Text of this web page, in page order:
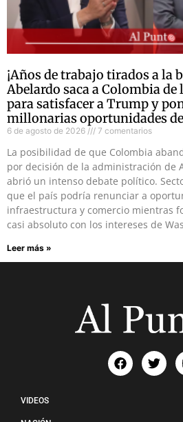
¡Años de trabajo tirados a la
Abelardo saca a Colombia de
para satisfacer a Trump y
millonarias oportunidades
6 de agosto de 2026 7 comentarios
La posibilidad de que Colombia
por decisión de la administración de
abrió un intenso debate político.
que el país podría renunciar a
infraestructura y comercio mientras
casi absoluto con los intereses de
Leer más »
VIDEOS